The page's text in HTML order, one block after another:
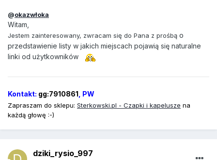
@okazwłoka
Witam,
Jestem zainteresowany, zwracam się do Pana z prośbą o
przedstawienie listy w jakich miejscach pojawią się naturalne
linki od użytkowników
Kontakt: gg:7910861 , PW
Zapraszam do sklepu: Sterkowski.pl - Czapki i kapelusze na
każdą głowę :-)
dziki_rysio_997